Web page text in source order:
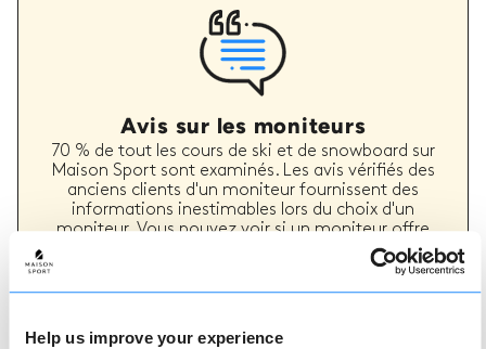
Help us improve your experience
Avis sur les moniteurs
70 % de tout les cours de ski et de snowboard sur
Maison Sport sont examinés. Les avis vérifiés des
anciens clients d'un moniteur fournissent des
informations inestimables lors du choix d'un
moniteur. Vous pouvez voir si un moniteur offre
régulièrement un service de haute qualité et les
types de cours de ski ou de snowboard qu'il a